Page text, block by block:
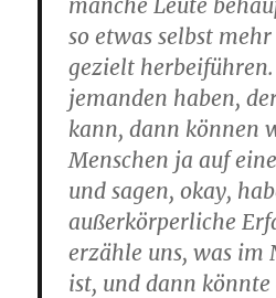
manche Leute
so etwas selbst
gezielt
jemanden haben,
kann, dann können
Menschen ja auf
und sagen, okay,
außerkörperliche
erzähle uns, was im
ist, und dann könnte